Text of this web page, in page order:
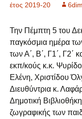
έτος 2019-20
Την Πέμπτη 5 του
παγκόσμια ημέρα
των Α΄, Β΄, Γ1΄, Γ2΄
εκπ/κούς κ.κ.
Ελένη, Χριστίδου
Διευθύντρια κ.
Δημοτική
ζωγραφικής των